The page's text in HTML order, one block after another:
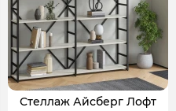
Стеллаж Айсберг Лофт